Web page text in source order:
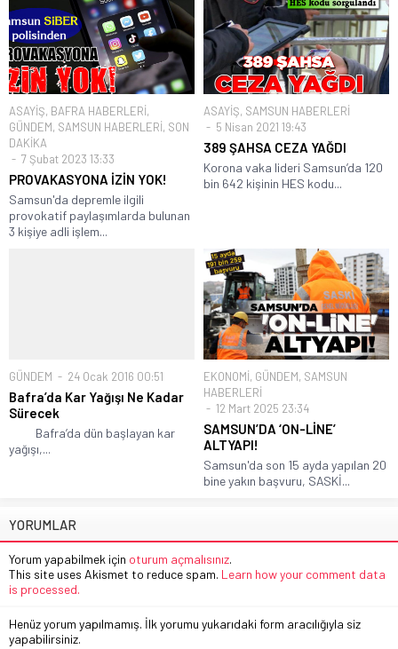
ASAYİŞ, BAFRA HABERLERİ,
GÜNDEM, SAMSUN HABERLERİ, SON
DAKİKA
7 Şubat 2023 13:33
PROVAKASYONA İZİN YOK!
Samsun'da depremle ilgili
provokatif paylaşımlarda bulunan
3 kişiye adli işlem...
ASAYİŞ, SAMSUN HABERLERİ
5 Nisan 2021 19:43
389 ŞAHSA CEZA YAĞDI
Korona vaka lideri Samsun’da 120
bin 642 kişinin HES kodu...
GÜNDEM 24 Ocak 2016 00:51
Bafra’da Kar Yağışı Ne Kadar
Sürecek
Bafra’da dün başlayan kar
yağışı,...
EKONOMİ, GÜNDEM, SAMSUN
HABERLERİ
12 Mart 2025 23:34
SAMSUN’DA ‘ON-LİNE’
ALTYAPI!
Samsun'da son 15 ayda yapılan 20
bine yakın başvuru, SASKİ...
YORUMLAR
Yorum yapabilmek için oturum açmalısınız.
This site uses Akismet to reduce spam. Learn how your comment data
is processed.
Henüz yorum yapılmamış. İlk yorumu yukarıdaki form aracılığıyla siz
yapabilirsiniz.